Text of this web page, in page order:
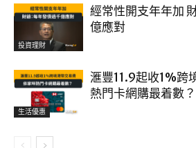
投資理財
經常性開支年年加
億應對
生活優惠
滙豐11.9起收1%跨
熱門卡網購最着數？